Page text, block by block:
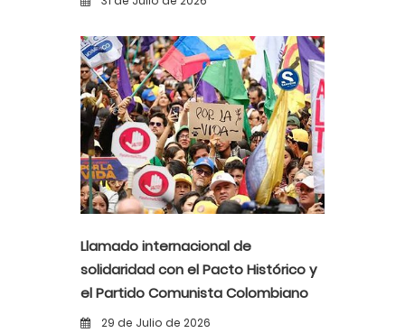
Llamado internacional de
solidaridad con el Pacto Histórico y
el Partido Comunista Colombiano
ante la alerta democrática y la
29 de Julio de 2026